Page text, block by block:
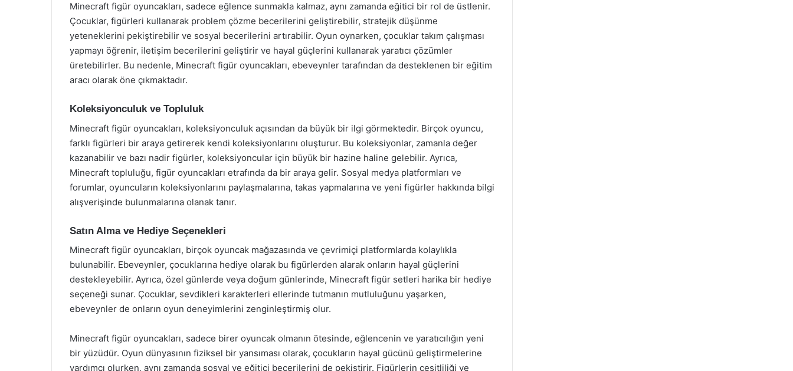
Minecraft figür oyuncakları, sadece eğlence sunmakla kalmaz, aynı zamanda eğitici bir rol de üstlenir.
Çocuklar, figürleri kullanarak problem çözme becerilerini geliştirebilir, stratejik düşünme
yeteneklerini pekiştirebilir ve sosyal becerilerini artırabilir. Oyun oynarken, çocuklar takım çalışması
yapmayı öğrenir, iletişim becerilerini geliştirir ve hayal güçlerini kullanarak yaratıcı çözümler
üretebilirler. Bu nedenle, Minecraft figür oyuncakları, ebeveynler tarafından da desteklenen bir eğitim
aracı olarak öne çıkmaktadır.
Koleksiyonculuk ve Topluluk
Minecraft figür oyuncakları, koleksiyonculuk açısından da büyük bir ilgi görmektedir. Birçok oyuncu,
farklı figürleri bir araya getirerek kendi koleksiyonlarını oluşturur. Bu koleksiyonlar, zamanla değer
kazanabilir ve bazı nadir figürler, koleksiyoncular için büyük bir hazine haline gelebilir. Ayrıca,
Minecraft topluluğu, figür oyuncakları etrafında da bir araya gelir. Sosyal medya platformları ve
forumlar, oyuncuların koleksiyonlarını paylaşmalarına, takas yapmalarına ve yeni figürler hakkında bilgi
alışverişinde bulunmalarına olanak tanır.
Satın Alma ve Hediye Seçenekleri
Minecraft figür oyuncakları, birçok oyuncak mağazasında ve çevrimiçi platformlarda kolaylıkla
bulunabilir. Ebeveynler, çocuklarına hediye olarak bu figürlerden alarak onların hayal güçlerini
destekleyebilir. Ayrıca, özel günlerde veya doğum günlerinde, Minecraft figür setleri harika bir hediye
seçeneği sunar. Çocuklar, sevdikleri karakterleri ellerinde tutmanın mutluluğunu yaşarken,
ebeveynler de onların oyun deneyimlerini zenginleştirmiş olur.
Minecraft figür oyuncakları, sadece birer oyuncak olmanın ötesinde, eğlencenin ve yaratıcılığın yeni
bir yüzüdür. Oyun dünyasının fiziksel bir yansıması olarak, çocukların hayal gücünü geliştirmelerine
yardımcı olurken, aynı zamanda sosyal ve eğitici becerilerini de pekiştirir. Figürlerin çeşitliliği ve